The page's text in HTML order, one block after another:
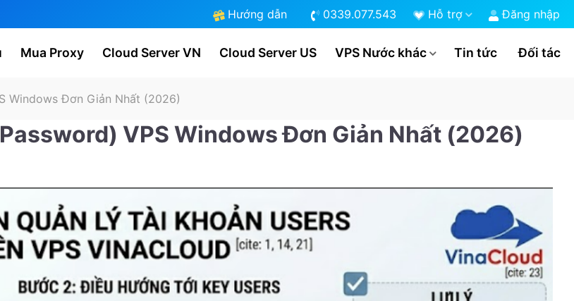
Hướng dẫn 0339.077.543 Hỗ trợ Đăng nhập
Mua Proxy Cloud Server VN Cloud Server US VPS Nước khác Tin tức Đối tác
Windows Đơn Giản Nhất (2026)
VPS Windows Đơn Giản Nhất (2026)